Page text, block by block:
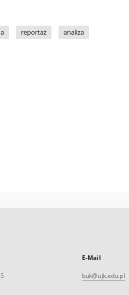
reportaż analiza
E-Mail
buk@ujk.edu.pl